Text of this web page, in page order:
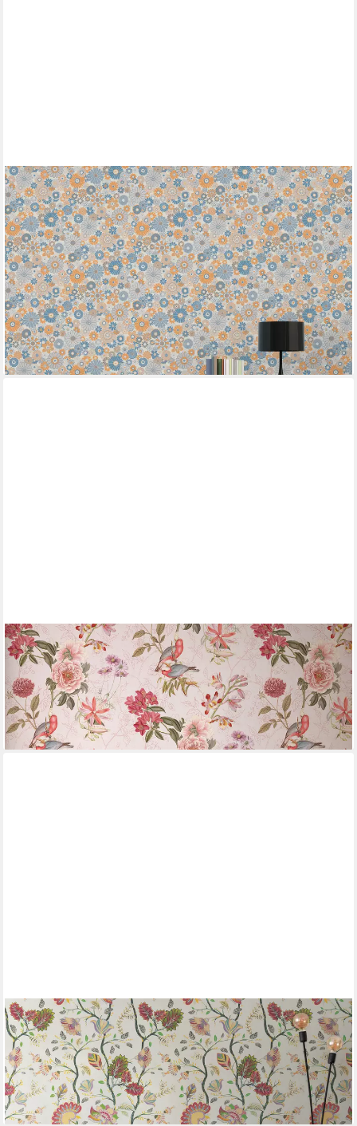
A.S. CRÉATION
Vliestapete Retro Chic florale Tapete Mustertapete Retro
Blumen, strukturiert, matt, (1 St), Vintage Vliestapete für
Schlafzimmer Küche Wohnzimmer Floral Design
ab 19,40 € UVP47,95 €
(4,30 €/ 1 qm)
-60%
lieferbar - in 4-5 Werktagen bei dir
+4
A.S. CRÉATION
Vliestapete Florale Natur Fototapete, leicht strukturiert, floral,
Vlies-Fototapete floral Blumen Fototapete, Bunt und Grün
49,95 € UVP59,99 €
-17%
lieferbar - in 4-5 Werktagen bei dir
A.S. CRÉATION
Vliestapete Bunte Floral, leicht strukturiert, geblümt, Vliestapete
floral Blumen Landhaus, Bunt und Creme
34,95 € UVP49,99 €
-30%
lieferbar - in 4-5 Werktagen bei dir